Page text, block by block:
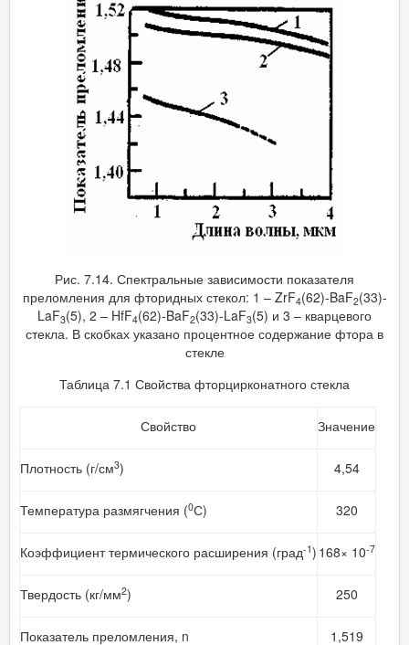
Рис. 7.14. Спектральные зависимости показателя
преломления для фторидных стекол: 1 – ZrF4(62)-BaF2(33)-
LaF3(5), 2 – HfF4(62)-BaF2(33)-LaF3(5) и 3 – кварцевого
стекла. В скобках указано процентное содержание фтора в
стекле
Таблица 7.1 Свойства фторцирконатного стекла
Свойство Значение
Плотность (г/см3) 4,54
Температура размягчения (0С) 320
Коэффициент термического расширения (град-1) 168× 10-7
Твердость (кг/мм2) 250
Показатель преломления, n 1,519